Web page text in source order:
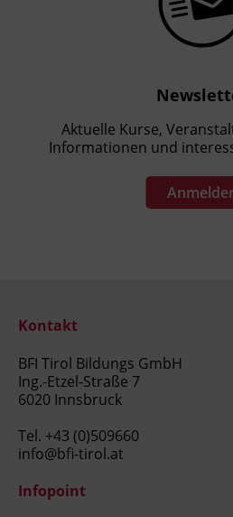
Aktuelle Kurse,
Informationen und
Kontakt
BFI Tirol Bildungs GmbH
Ing.-Etzel-Straße 7
6020 Innsbruck
Tel. +43 (0)509660
info@bfi-tirol.at
Infopoint